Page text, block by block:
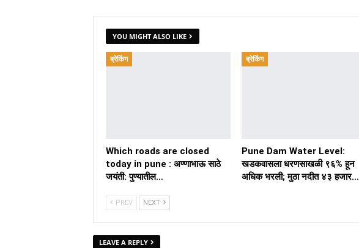
YOU MIGHT ALSO LIKE
ब्रेकिंग
Which roads are closed
today in pune : अण्णाभाऊ साठे
जयंती: पुण्यातील…
ब्रेकिंग
Pune Dam Water Level:
खडकवासला धरणसाखळी ९६% हून
अधिक भरली; मुठा नदीत ४३ हजार…
PREV NEXT
LEAVE A REPLY